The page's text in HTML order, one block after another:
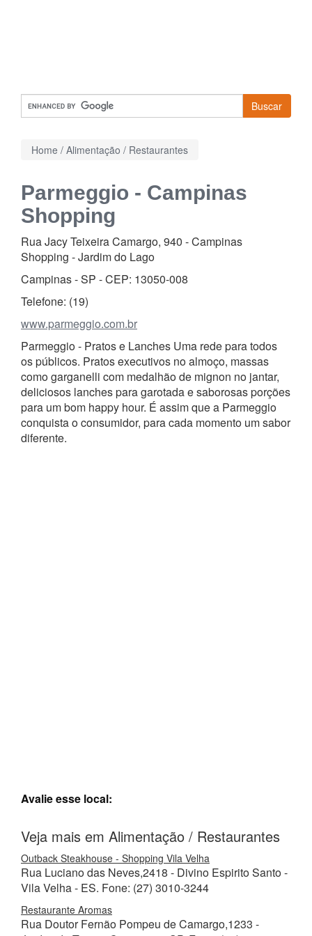
Buscar
Home / Alimentação / Restaurantes
Parmeggio - Campinas
Shopping
Rua Jacy Teixeira Camargo, 940 - Campinas
Shopping -Jardim do Lago
Campinas - SP - CEP: 13050-008
Telefone: (19)
www.parmeggio.com.br
Parmeggio - Pratos e Lanches Uma rede para todos
os públicos. Pratos executivos no almoço, massas
como garganelli com medalhão de mignon no jantar,
deliciosos lanches para garotada e saborosas porções
para um bom happy hour. É assim que a Parmeggio
conquista o consumidor, para cada momento um sabor
diferente.
Avalie esse local:
Veja mais em Alimentação / Restaurantes
Outback Steakhouse - Shopping Vila Velha
Rua Luciano das Neves,2418 - Divino Espirito Santo -
Vila Velha - ES. Fone: (27) 3010-3244
Restaurante Aromas
Rua Doutor Fernão Pompeu de Camargo,1233 -